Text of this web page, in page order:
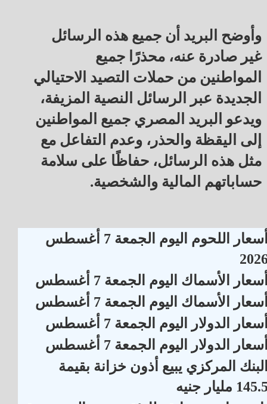
وأوضح البريد أن جميع هذه الرسائل
غير صادرة عنه، محذرًا جميع
المواطنين من حملات التصيد الاحتيالي
الجديدة عبر الرسائل النصية المزيفة،
ويدعو البريد المصري جميع المواطنين
إلى اليقظة والحذر، وعدم التفاعل مع
مثل هذه الرسائل، حفاظًا على سلامة
حساباتهم المالية والشخصية.
أسعار اللحوم اليوم الجمعة 7 أغسطس
الأسماك اليوم الجمعة 7 أغسطس
الأسماك اليوم الجمعة 7 أغسطس
الدولار اليوم الجمعة 7 أغسطس
الدولار اليوم الجمعة 7 أغسطس
المركزي يبيع أذون خزانة بقيمة
مليار جنيه